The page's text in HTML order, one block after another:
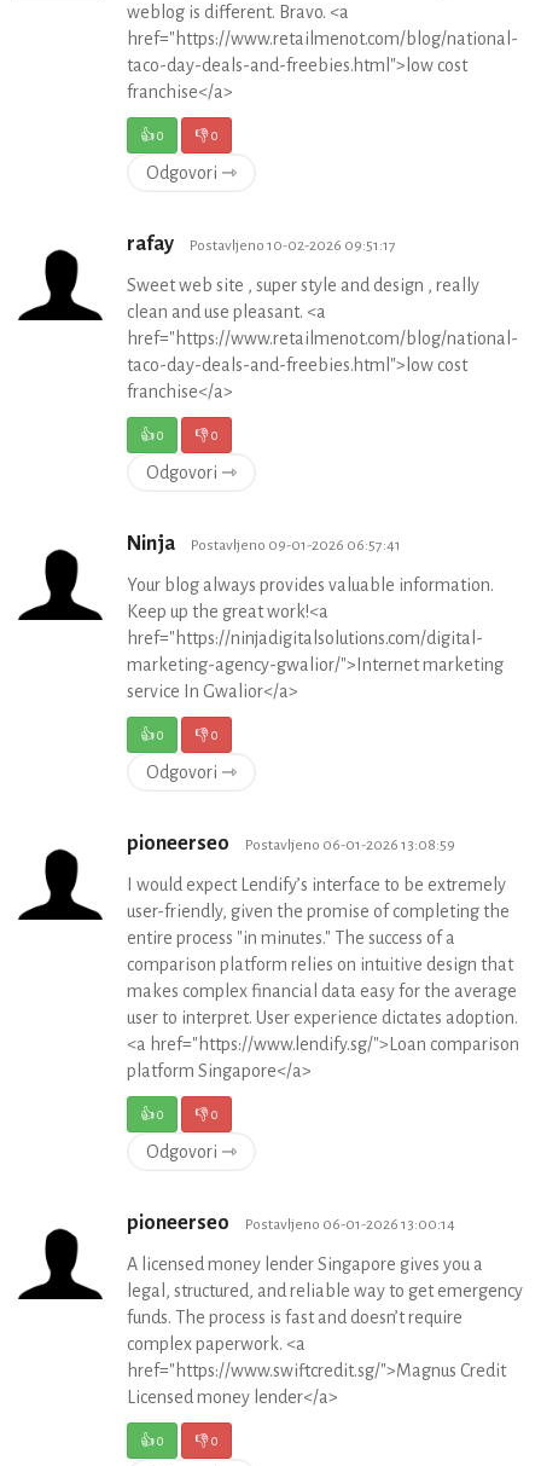
weblog is different. Bravo. <a
href="https://www.retailmenot.com/blog/national-
taco-day-deals-and-freebies.html">low cost
franchise</a>
👍0 👎0
Odgovori ⇾
rafay Postavljeno 10-02-2026 09:51:17
Sweet web site , super style and design , really
clean and use pleasant. <a
href="https://www.retailmenot.com/blog/national-
taco-day-deals-and-freebies.html">low cost
franchise</a>
👍0 👎0
Odgovori ⇾
Ninja Postavljeno 09-01-2026 06:57:41
Your blog always provides valuable information.
Keep up the great work!<a
href="https://ninjadigitalsolutions.com/digital-
marketing-agency-gwalior/">Internet marketing
service In Gwalior</a>
👍0 👎0
Odgovori ⇾
pioneerseo Postavljeno 06-01-2026 13:08:59
I would expect Lendify’s interface to be extremely
user-friendly, given the promise of completing the
entire process "in minutes." The success of a
comparison platform relies on intuitive design that
makes complex financial data easy for the average
user to interpret. User experience dictates adoption.
<a href="https://www.lendify.sg/">Loan comparison
platform Singapore</a>
👍0 👎0
Odgovori ⇾
pioneerseo Postavljeno 06-01-2026 13:00:14
A licensed money lender Singapore gives you a
legal, structured, and reliable way to get emergency
funds. The process is fast and doesn’t require
complex paperwork. <a
href="https://www.swiftcredit.sg/">Magnus Credit
Licensed money lender</a>
👍0 👎0